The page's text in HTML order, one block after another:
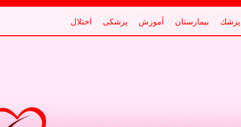
پزشك بیمارستان آموزش پزشكی اختلال